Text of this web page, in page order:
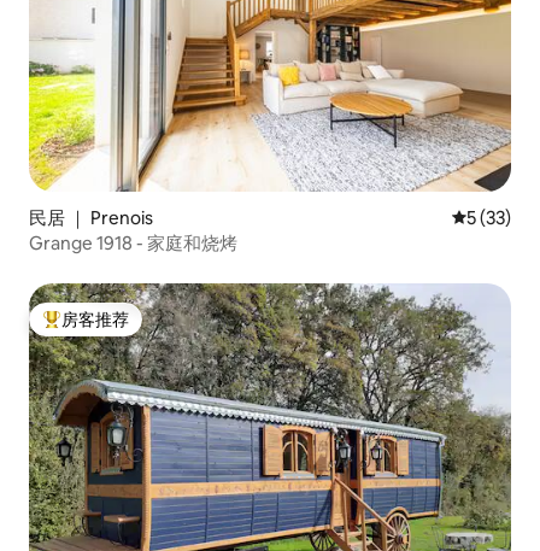
民居 ｜ Prenois 平均评分
5 (33)
Grange 1918 - 家庭和烧烤
热门「房客推荐」
房客推荐